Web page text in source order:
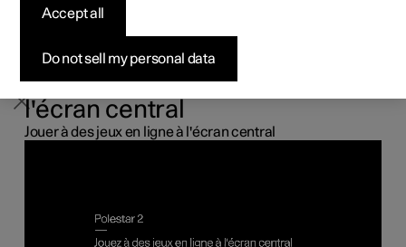
Configurer
Configurer
Demander votre offre
Configurer
Recharge à domicile
Prime financiere
S'abonner à la newsletter
Il est possible de brancher une manette de jeu au port
USB de la voiture pour jouer à des jeux en ligne à l'écran
central.
Brancher une manette de jeu à
l'écran central
Jouer à des jeux en ligne à l'écran central
Do not sell my personal data
Accept all